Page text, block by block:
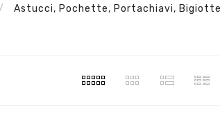
Astucci, Pochette, Portachiavi,